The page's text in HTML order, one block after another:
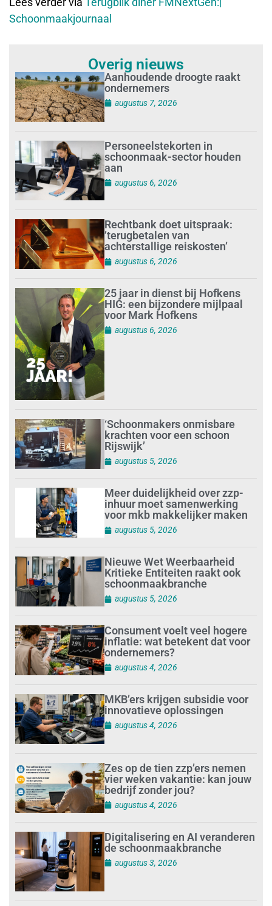
Schoonmaakjournaal
Overig nieuws
Aanhoudende droogte raakt
ondernemers
augustus 7, 2026
Personeelstekorten in
schoonmaak-sector houden
aan
augustus 6, 2026
Rechtbank doet uitspraak:
’terugbetalen van
achterstallige reiskosten’
augustus 6, 2026
25 jaar in dienst bij Hofkens
HIG: een bijzondere mijlpaal
voor Mark Hofkens
augustus 6, 2026
‘Schoonmakers onmisbare
krachten voor een schoon
Rijswijk’
augustus 5, 2026
Meer duidelijkheid over zzp-
inhuur moet samenwerking
voor mkb makkelijker maken
augustus 5, 2026
Nieuwe Wet Weerbaarheid
Kritieke Entiteiten raakt ook
schoonmaakbranche
augustus 5, 2026
Consument voelt veel hogere
inflatie: wat betekent dat voor
ondernemers?
augustus 4, 2026
MKB’ers krijgen subsidie voor
innovatieve oplossingen
augustus 4, 2026
Zes op de tien zzp’ers nemen
vier weken vakantie: kan jouw
bedrijf zonder jou?
augustus 4, 2026
Digitalisering en AI veranderen
de schoonmaakbranche
augustus 3, 2026